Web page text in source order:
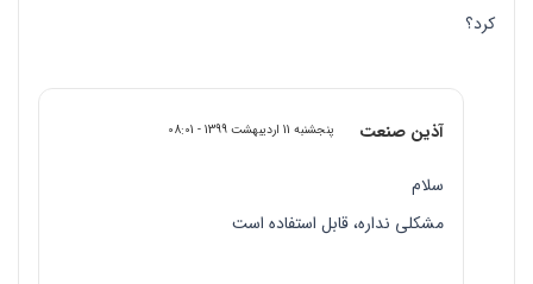
کرد؟
آذین صنعت پنجشنبه 11 اردیبهشت 1399 - 08:01
سلام
مشکلی نداره، قابل استفاده است